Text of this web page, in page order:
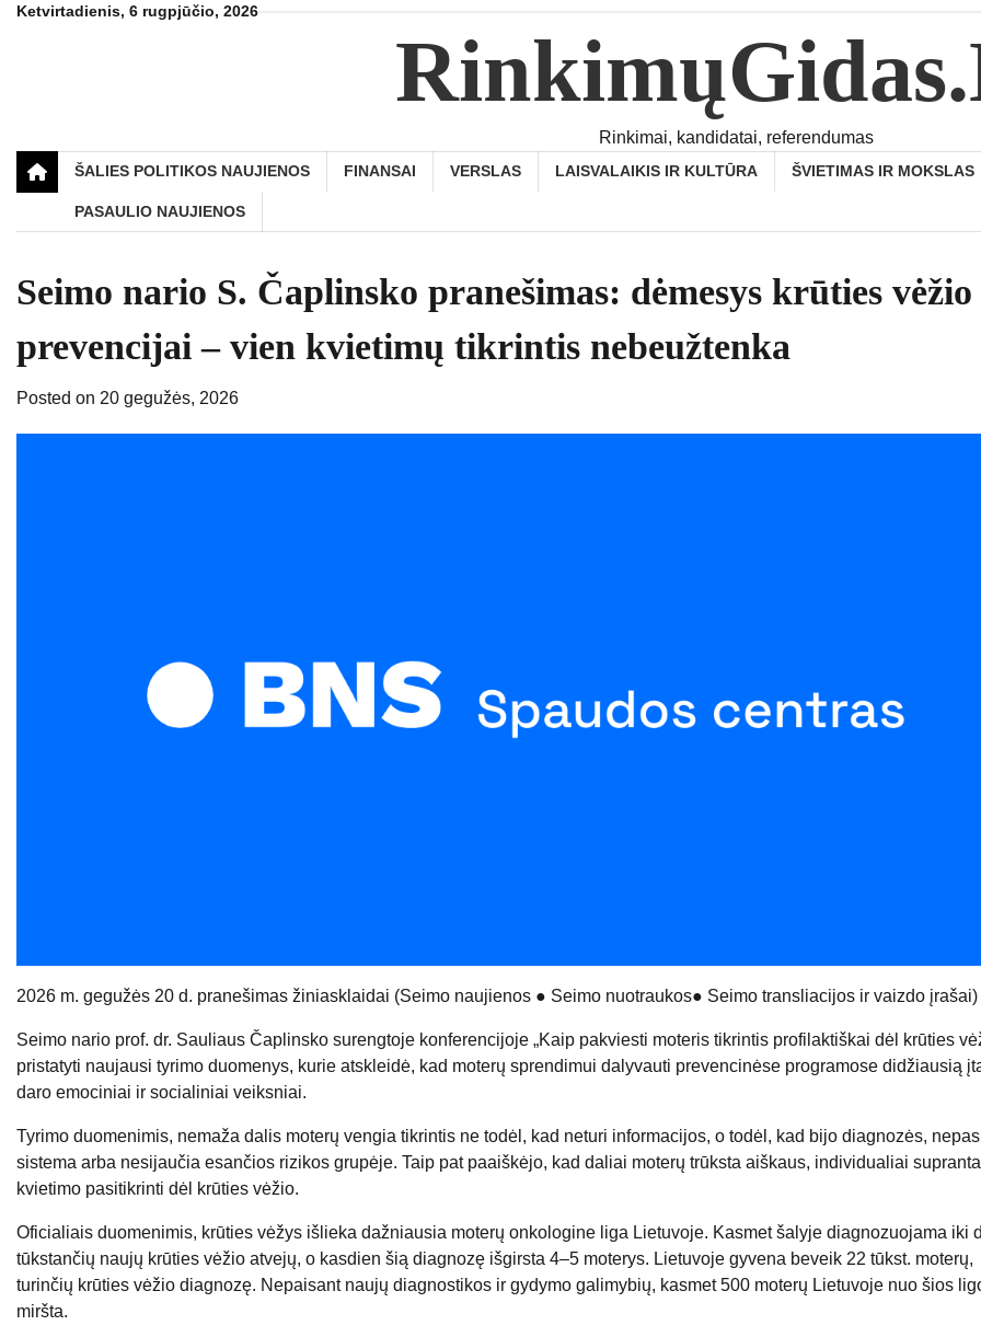
SkipKetvirtadienis, 6 rugpjūčio, 2026
Rinkimai, kandidatai, referendumas
ŠALIES POLITIKOS NAUJIENOS FINANSAI VERSLAS LAISVALAIKIS IR KULTŪRA ŠVIETIMAS IR MOKSLAS
PASAULIO NAUJIENOS
Seimo nario S. Čaplinsko pranešimas: dėmesys krūties vėžio
prevencijai – vien kvietimų tikrintis nebeužtenka
Posted on 20 gegužės, 2026
2026 m. gegužės 20 d. pranešimas žiniasklaidai (Seimo naujienos ● Seimo nuotraukos● Seimo transliacijos ir vaizdo įrašai)
Seimo nario prof. dr. Sauliaus Čaplinsko surengtoje konferencijoje „Kaip pakviesti moteris tikrintis profilaktiškai dėl krūties
pristatyti naujausi tyrimo duomenys, kurie atskleidė, kad moterų sprendimui dalyvauti prevencinėse programose didžiausią
daro emociniai ir socialiniai veiksniai.
Tyrimo duomenimis, nemaža dalis moterų vengia tikrintis ne todėl, kad neturi informacijos, o todėl, kad bijo diagnozės,
sistema arba nesijaučia esančios rizikos grupėje. Taip pat paaiškėjo, kad daliai moterų trūksta aiškaus, individualiai
kvietimo pasitikrinti dėl krūties vėžio.
Oficialiais duomenimis, krūties vėžys išlieka dažniausia moterų onkologine liga Lietuvoje. Kasmet šalyje diagnozuojama iki
tūkstančių naujų krūties vėžio atvejų, o kasdien šią diagnozę išgirsta 4–5 moterys. Lietuvoje gyvena beveik 22 tūkst. moterų,
turinčių krūties vėžio diagnozę. Nepaisant naujų diagnostikos ir gydymo galimybių, kasmet 500 moterų Lietuvoje nuo šios
miršta.